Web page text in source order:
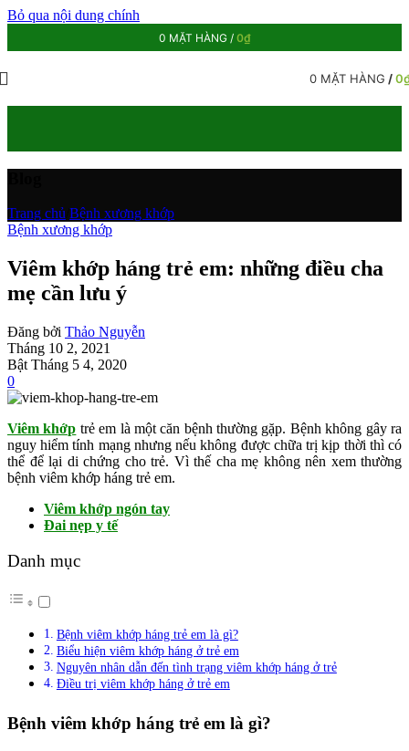
Bỏ qua nội dung chính
0 MẶT HÀNG / 0₫
0 MẶT HÀNG /0
Trang chủ Bệnh xương khớp
Bệnh xương khớp
Viêm khớp háng trẻ em: những điều cha
mẹ cần lưu ý
Đăng bởi Thảo Nguyễn
Tháng 10 2, 2021
Bật Tháng 5 4, 2020
0
Viêm khớp trẻ em là một căn bệnh thường gặp. Bệnh không gây ra
nguy hiểm tính mạng nhưng nếu không được chữa trị kịp thời thì có
thể để lại di chứng cho trẻ. Vì thế cha mẹ không nên xem thường
bệnh viêm khớp háng trẻ em.
Viêm khớp ngón tay
Đai nẹp y tế
Danh mục
Bệnh viêm khớp háng trẻ em là gì?
Biểu hiện viêm khớp háng ở trẻ em
Nguyên nhân dẫn đến tình trạng viêm khớp háng ở trẻ
Điều trị viêm khớp háng ở trẻ em
Bệnh viêm khớp háng trẻ em là gì?